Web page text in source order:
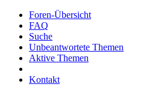
Foren-Übersicht
FAQ
Suche
Unbeantwortete Themen
Aktive Themen
Kontakt